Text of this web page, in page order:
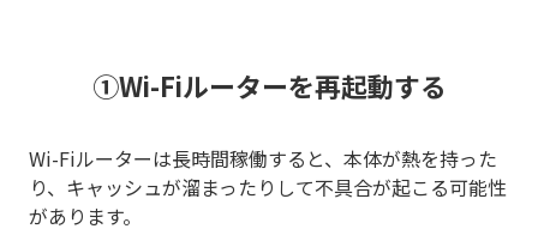
①Wi-Fiルーターを再起動する
Wi-Fiルーターは長時間稼働すると、本体が熱を持った
り、キャッシュが溜まったりして不具合が起こる可能性
があります。